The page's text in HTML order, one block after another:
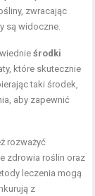
zwracając
są widoczne.
środki
które skutecznie
taki środek,
aby zapewnić
rozważyć
zdrowia roślin oraz
leczenia mogą
z